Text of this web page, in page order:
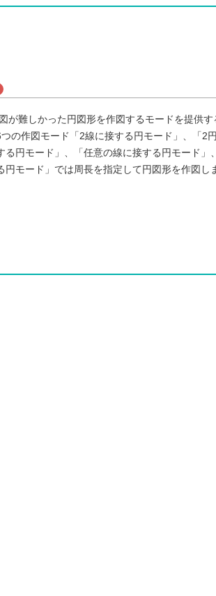
が難しかった円図形を作図するモードを提供
の作図モード「2線に接する円モード」、「2
円モード」、「任意の線に接する円モード」
円モード」では周長を指定して円図形を作図し